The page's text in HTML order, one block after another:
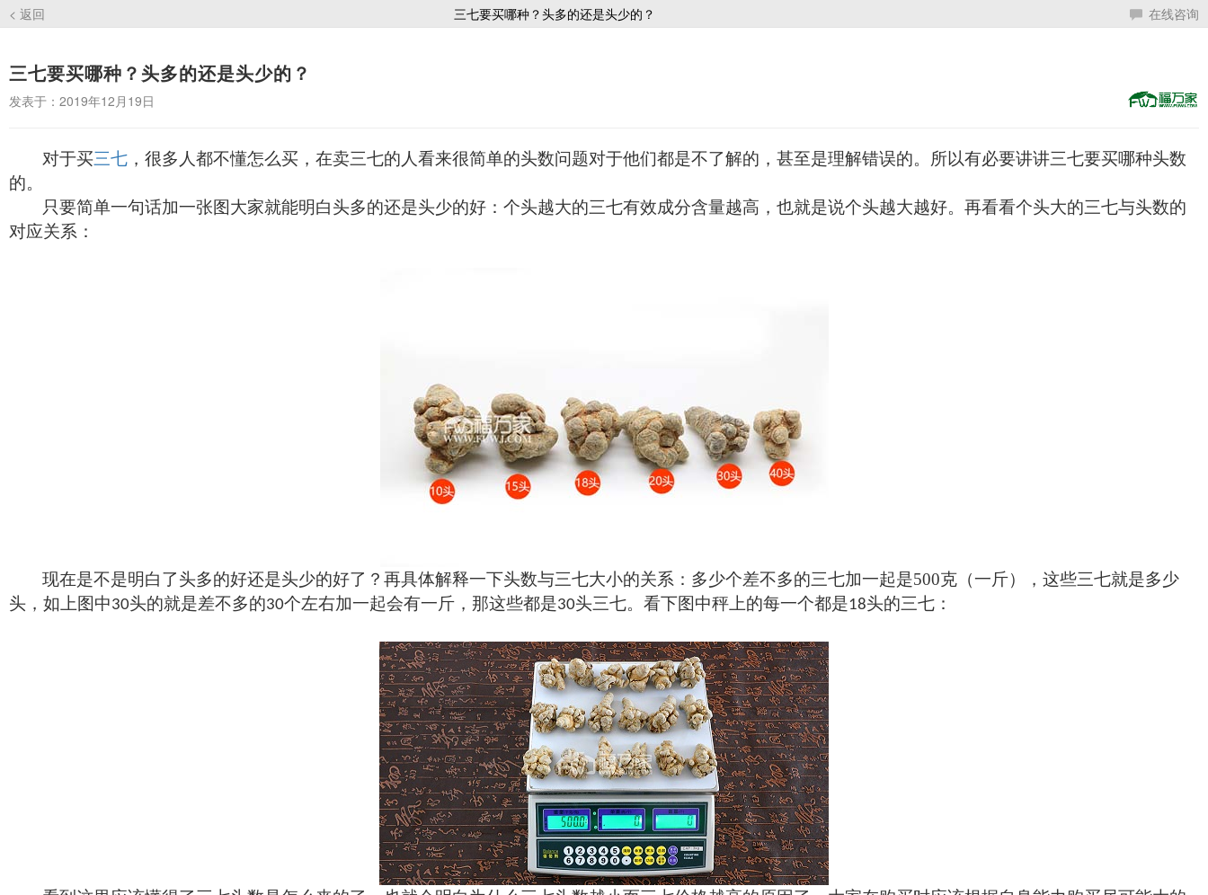
< 返回 三七要买哪种？头多的还是头少的？ 在线咨询
三七要买哪种？头多的还是头少的？
发表于：2019年12月19日
对于买三七 ，很多人都不懂怎么买，在卖三七的人看来很简单的头数问题对于他们都是不了解的，甚至是理解错误的。所以有必要讲讲三七要买哪种头数
的。
只要简单一句话加一张图大家就能明白头多的还是头少的好：个头越大的三七有效成分含量越高，也就是说个头越大越好。再看看个头大的三七与头数的
对应关系：
现在是不是明白了头多的好还是头少的好了？再具体解释一下头数与三七大小的关系：多少个差不多的三七加一起是500克（一斤），这些三七就是多少
头，如上图中30头的就是差不多的30个左右加一起会有一斤，那这些都是30头三七。看下图中秤上的每一个都是18头的三七：